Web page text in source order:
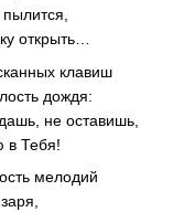
открыть…
клавиш
дождя:
не оставишь,
в Тебя!
мелодий